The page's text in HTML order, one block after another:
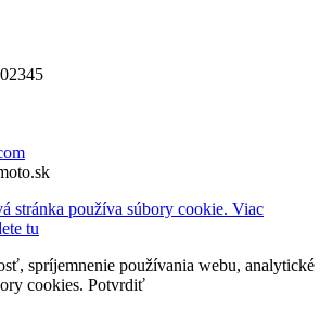
stránka používa súbory cookie. Viac
tu
spríjemnenie používania webu, analytické
cookies. Potvrdiť